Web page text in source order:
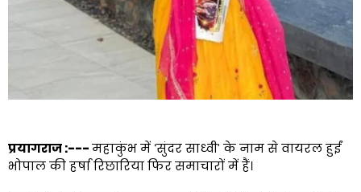
प्रयागराज :---महाकुंभ में ‘सुंदर साध्वी’ के नाम से वायरल हुईं
भोपाल की हर्षा रिछारिया फिर समाचारों में हैं।